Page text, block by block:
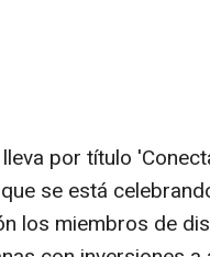
por título
se está
los miembros de